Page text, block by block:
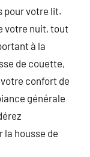
pour votre lit.
votre nuit, tout
à la
de couette,
confort de
générale
housse de